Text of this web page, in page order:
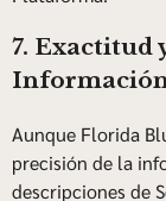
7. Exactitud
Aunque Florida
precisión de la
descripciones de